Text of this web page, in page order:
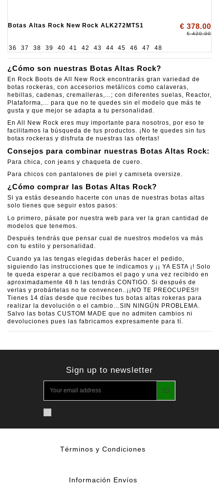
Botas Altas Rock New Rock ALK272MTS1 € 378.00
€ 420.00
36 37 38 39 40 41 42 43 44 45 46 47 48
¿Cómo son nuestras Botas Altas Rock?
En Rock Boots de All New Rock encontrarás gran variedad de
botas rockeras, con accesorios metálicos como calaveras,
hebillas, cadenas, cremalleras,...; con diferentes suelas, Reactor,
Plataforma,... para que no te quedes sin el modelo que más te
gusta y que mejor se adapta a tu personalidad.
En All New Rock eres muy importante para nosotros, por eso te
facilitamos la búsqueda de tus productos. ¡No te quedes sin tus
botas rockeras y disfruta de nuestras las ofertas!
Consejos para combinar nuestras Botas Altas Rock:
Para chica, con jeans y chaqueta de cuero.
Para chicos con pantalones de piel y camiseta oversize.
¿Cómo comprar las Botas Altas Rock?
Si ya estás deseando hacerte con unas de nuestras botas altas
solo tienes que seguir estos pasos:
Lo primero, pásate por nuestra web para ver la gran cantidad de
modelos que tenemos.
Después tendrás que pensar cual de nuestros modelos va más
con tu estilo y personalidad.
Cuando ya las tengas elegidas deberás hacer el pedido,
siguiendo las instrucciones que te indicamos y ¡¡ YA ESTA ¡! Solo
te queda esperar a que recibamos el pago y una vez recibido en
aproximadamente 48 h las tendrás CONTIGO. Si después de
verlas y probártelas no te convencen..¡¡NO TE PREOCUPES!!
Tienes 14 días desde que recibes tus botas altas rokeras para
realizar la devolución o el cambio…SIN NINGÚN PROBLEMA.
Salvo las botas CUSTOM MADE que no admiten cambios ni
devoluciones pues las fabricamos expresamente para tí.
Sign up to newsletter
Términos y Condiciones
Información Envíos